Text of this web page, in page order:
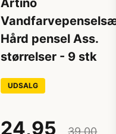
Artino
Hård pensel Ass.
størrelser - 9 stk
UDSALG
24,95
39,00